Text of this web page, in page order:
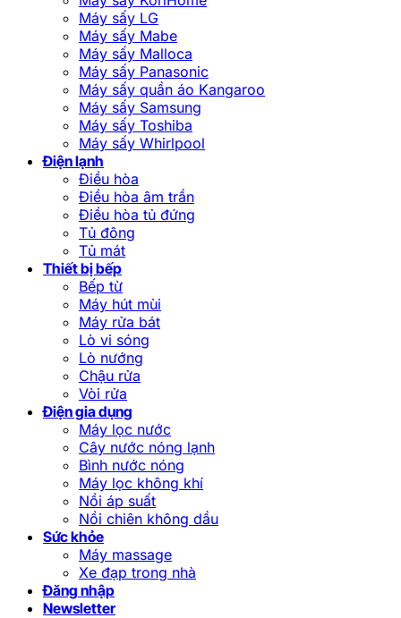
Máy sấy LG
Máy sấy Mabe
Máy sấy Malloca
Máy sấy Panasonic
Máy sấy quần áo Kangaroo
Máy sấy Samsung
Máy sấy Toshiba
Máy sấy Whirlpool
Điện lạnh
Điều hòa
Điều hòa âm trần
Điều hòa tủ đứng
Tủ đông
Tủ mát
Thiết bị bếp
Bếp từ
Máy hút mùi
Máy rửa bát
Lò vi sóng
Lò nướng
Chậu rửa
Vòi rửa
Điện gia dụng
Máy lọc nước
Cây nước nóng lạnh
Bình nước nóng
Máy lọc không khí
Nồi áp suất
Nồi chiên không dầu
Sức khỏe
Máy massage
Xe đạp trong nhà
Đăng nhập
Newsletter